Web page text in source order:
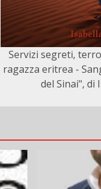
Servizi segreti,
ragazza eritrea -
del Sinai", di